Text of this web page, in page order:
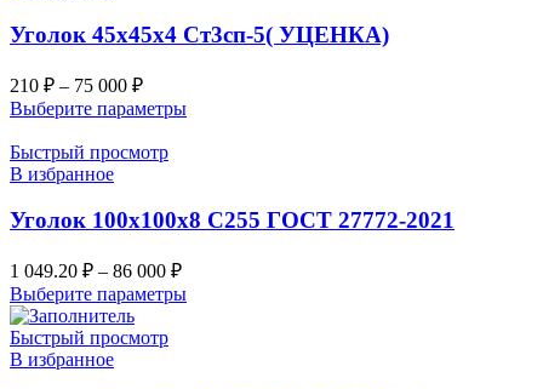
Уголок 45х45х4 Ст3сп-5( УЦЕНКА)
210 ₽ – 75 000 ₽
Выберите параметры
Быстрый просмотр
В избранное
Уголок 100х100х8 С255 ГОСТ 27772-2021
1 049.20 ₽ – 86 000 ₽
Выберите параметры
Быстрый просмотр
В избранное